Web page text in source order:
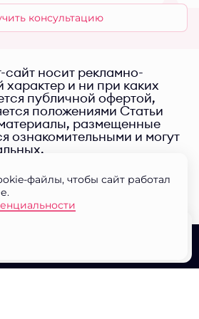
консультацию
носит рекламно-
и ни при каких
публичной офертой,
положениями Статьи
размещенные
ознакомительными и могут
файлы, чтобы сайт работал